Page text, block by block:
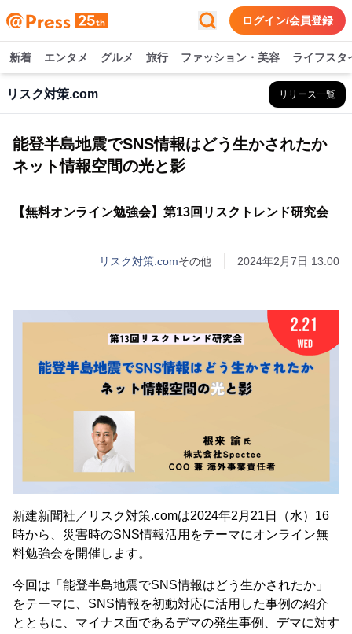
ログイン/会員登録
新着 エンタメ グルメ 旅行 ファッション・美容 ライフスタ
リスク対策.com リリース一覧
能登半島地震でSNS情報はどう生かされたか
ネット情報空間の光と影
【無料オンライン勉強会】第13回リスクトレンド研究会
リスク対策.comその他 2024年2月7日 13:00
新建新聞社／リスク対策.comは2024年2月21日（水）16
時から、​災害時のSNS情報活用をテーマにオンライン無
料勉強会を開催します。
今回は「能登半島地震でSNS情報はどう生かされたか」
をテーマに、SNS情報を初動対応に活用した事例の紹介
とともに、マイナス面であるデマの発生事例、デマに対す